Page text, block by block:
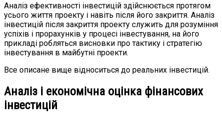
Аналіз ефективності інвестицій здійснюється протягом
усього життя проекту і навіть після його закриття. Аналіз
інвестицій після закриття проекту служить для розуміння
успіхів і прорахунків у процесі інвестування, на його
прикладі робляться висновки про тактику і стратегію
інвестування в майбутні проекти.
Все описане вище відноситься до реальних інвестицій.
Аналіз і економічна оцінка фінансових
інвестицій